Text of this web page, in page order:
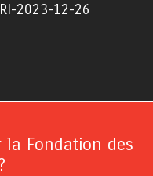
2023-12-26
la Fondation des